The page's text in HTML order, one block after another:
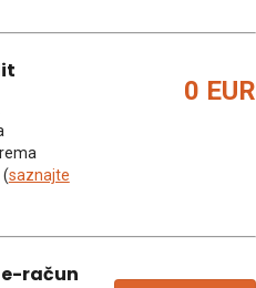
(saznajte
0 EUR
račun